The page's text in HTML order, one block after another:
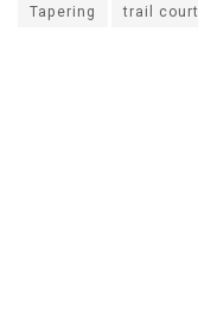
Tapering
trail court